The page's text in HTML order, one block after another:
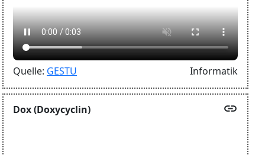
Quelle: GESTU Informatik
Dox (Doxycyclin) link